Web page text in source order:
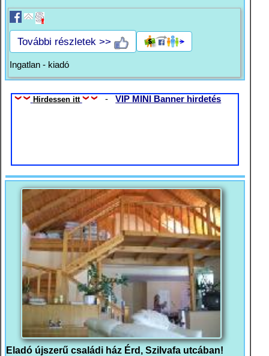
További részletek >>
Ingatlan - kiadó
Hirdessen itt -VIP MINI Banner hirdetés
Eladó újszerű családi ház Érd, Szilvafa utcában!